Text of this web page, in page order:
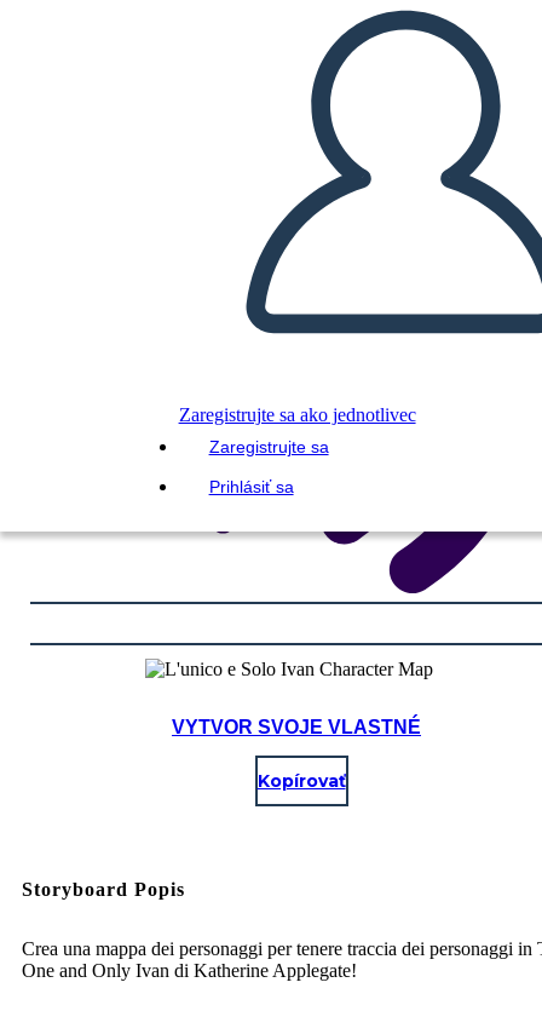
Zaregistrujte sa ako jednotlivec
Zaregistrujte sa
Prihlásiť sa
VYTVORIŤ STORYBOARD
PREHRAŤ PREZENTÁCIU
ČÍTAJ MI
VYTVOR SVOJE VLASTNÉ
Kopírovať
Storyboard Popis
Crea una mappa dei personaggi per tenere traccia dei personaggi in
One and Only Ivan di Katherine Applegate!